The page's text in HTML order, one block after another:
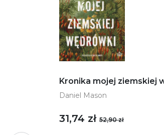
Kronika mojej ziemskiej
Daniel Mason
31,74 zł 52,90 zł